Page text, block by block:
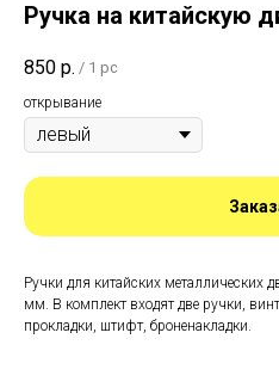
Ручка на китайскую
850 р. / 1 pc
открывание
Ручки для китайских металлических
мм. В комплект входят две ручки,
прокладки, штифт, броненакладки.